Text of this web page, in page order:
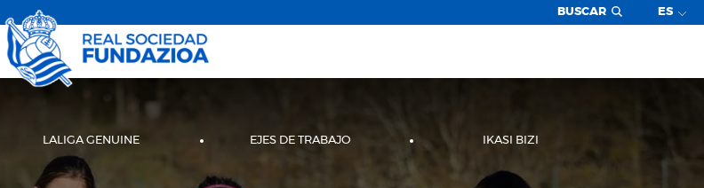
BUSCAR ES
LALIGA GENUINE EJES DE TRABAJO IKASI BIZI